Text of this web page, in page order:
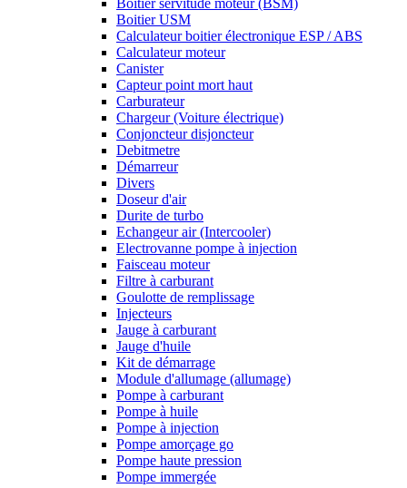
Boitier servitude moteur (BSM)
Boitier USM
Calculateur boitier électronique ESP / ABS
Calculateur moteur
Canister
Capteur point mort haut
Carburateur
Chargeur (Voiture électrique)
Conjoncteur disjoncteur
Debitmetre
Démarreur
Divers
Doseur d'air
Durite de turbo
Echangeur air (Intercooler)
Electrovanne pompe à injection
Faisceau moteur
Filtre à carburant
Goulotte de remplissage
Injecteurs
Jauge à carburant
Jauge d'huile
Kit de démarrage
Module d'allumage (allumage)
Pompe à carburant
Pompe à huile
Pompe à injection
Pompe amorçage go
Pompe haute pression
Pompe immergée